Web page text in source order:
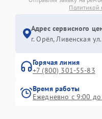
Политикой
Адрес сервисного
г. Орёл, Ливенская
Горячая линия
+7 (800) 301-55-83
Время работы
Ежедневно с 9:00